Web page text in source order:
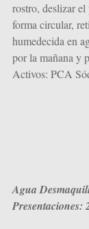
rostro, deslizar el
forma circular,
humedecida en
por la mañana y
Activos: PCA
Agua
Presentaciones: